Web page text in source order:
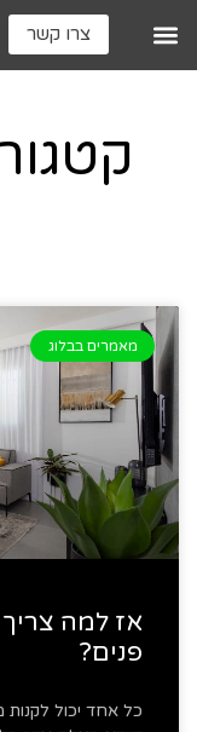
צרו קשר
מאמרים בבלוג
אז למה צריך
פנים?
כל אחד יכול